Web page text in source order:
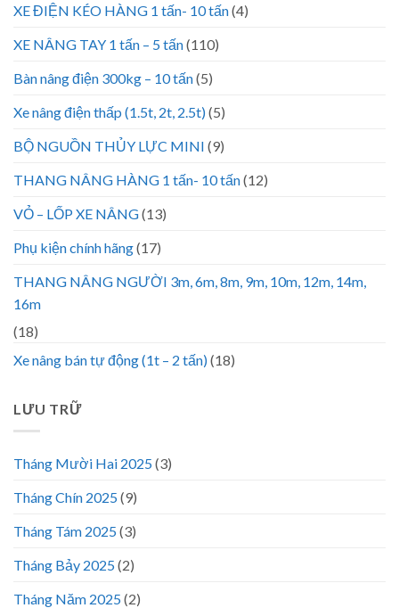
XE ĐIỆN KÉO HÀNG 1 tấn- 10 tấn(4)
XE NÂNG TAY 1 tấn – 5 tấn(110)
Bàn nâng điện 300kg – 10 tấn(5)
Xe nâng điện thấp (1.5t, 2t, 2.5t)(5)
BỘ NGUỒN THỦY LỰC MINI (9)
THANG NÂNG HÀNG 1 tấn- 10 tấn(12)
VỎ – LỐP XE NÂNG(13)
Phụ kiện chính hãng(17)
THANG NÂNG NGƯỜI 3m, 6m, 8m, 9m, 10m, 12m, 14m,
16m
(18)
Xe nâng bán tự động (1t – 2 tấn)(18)
LƯU TRỮ
Tháng Mười Hai 2025(3)
Tháng Chín 2025(9)
Tháng Tám 2025(3)
Tháng Bảy 2025(2)
Tháng Năm 2025(2)